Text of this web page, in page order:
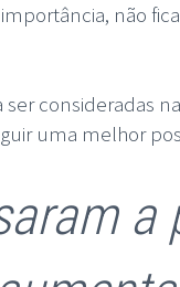
não
consideradas
uma melhor